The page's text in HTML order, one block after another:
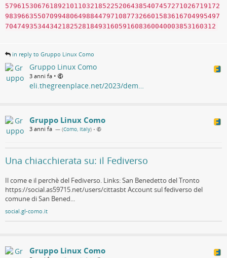
57961530676189210110321852252064385407457271026719172
98396635507099480649884479710877326601583616704995497
7047493534434218252818493160591608360040003853160312
in reply to Gruppo Linux Como
Gruppo Linux Como
3 anni fa •
eli.thegreenplace.net/2023/dem…
Gruppo Linux Como
3 anni fa — (Como, Italy) •
Una chiacchierata su: il Fediverso
Il come e il perchè del Fediverso. Links: San Benedetto del Tronto
https://social.as59715.net/users/cittasbt Account sul fediverso del
comune di San Bened...
social.gl-como.it
Gruppo Linux Como